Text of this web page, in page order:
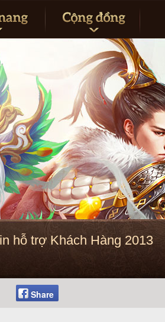
hỗ trợ Khách Hàng 2013
Share